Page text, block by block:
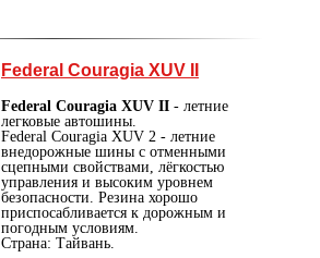
Federal Couragia XUV II
Federal Couragia XUV II - летние
легковые автошины.
Federal Couragia XUV 2 - летние
внедорожные шины с отменными
сцепными свойствами, лёгкостью
управления и высоким уровнем
безопасности. Резина хорошо
приспосабливается к дорожным и
погодным условиям.
Страна: Тайвань.